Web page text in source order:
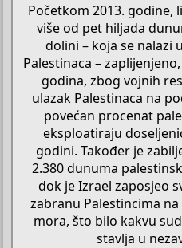
Početkom 2013. godine,
više od pet hiljada
dolini – koja se nalazi
Palestinaca –
godina, zbog vojnih
ulazak Palestinaca na
povećan procenat
eksploatiraju
godini. Također je
2.380 dunuma
dok je Izrael zaposjeo
zabranu Palestincima
mora, što bilo kakvu
stavlja u